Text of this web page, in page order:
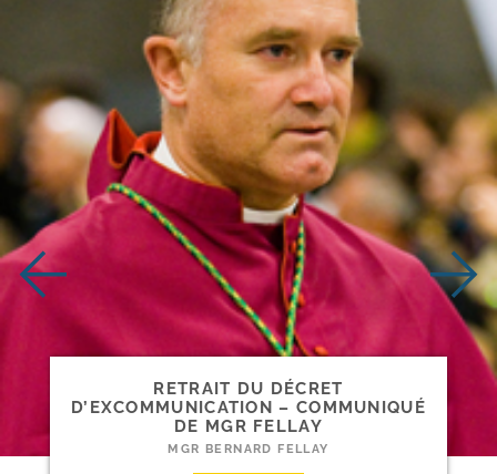
RETRAIT DU DÉCRET
D’EXCOMMUNICATION – COMMUNIQUÉ
DE MGR FELLAY
MGR BERNARD FELLAY